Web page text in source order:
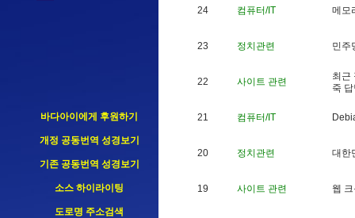
바다아이에게 후원하기
개정 공동번역 성경보기
기존 공동번역 성경보기
소스 하이라이팅
도로명 주소검색
24 컴퓨터/IT 메 모
23 정치관련 민주
22 사이트 관련 최 근
죽 답
21 컴퓨터/IT Debi
20 정치관련 대 한
19 사이트 관련 웹 크